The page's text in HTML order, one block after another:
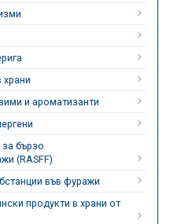
храни
и ароматизанти
бързо
(RASFF)
във фуражи
продукти в храни от